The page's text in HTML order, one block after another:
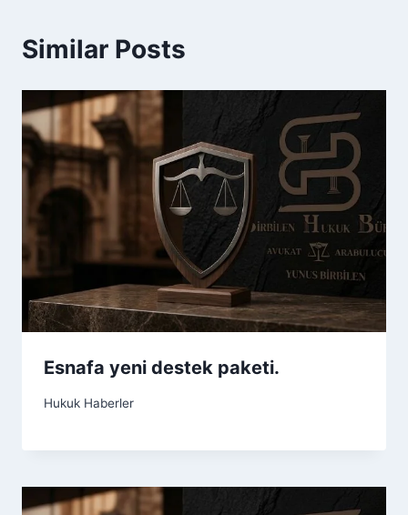
Similar Posts
Esnafa yeni destek paketi.
Hukuk Haberler